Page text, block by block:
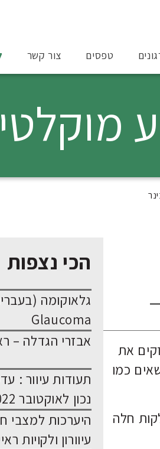
טפסים צור קשר
את
כמו
חלה
הכי נצפות
גלאוקומה
Glaucoma
אבזרי הגדלה –
תעודות עיוור :
נכון לאוקטובר 2022
היערכות למצבי
עיוורון ולקויות